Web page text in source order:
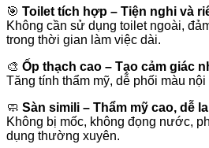
🎯 Toilet tích hợp – Tiện nghi và
Không cần sử dụng toilet ngoài,
trong thời gian làm việc dài.
🎨 Ốp thạch cao – Tạo cảm giác
Tăng tính thẩm mỹ, dễ phối màu
🧼 Sàn simili – Thẩm mỹ cao, dễ
Không bị mốc, không đọng nước,
dụng thường xuyên.